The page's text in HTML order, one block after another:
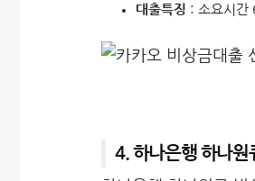
대출특징 : 소요시간
4. 하나은행 하나원